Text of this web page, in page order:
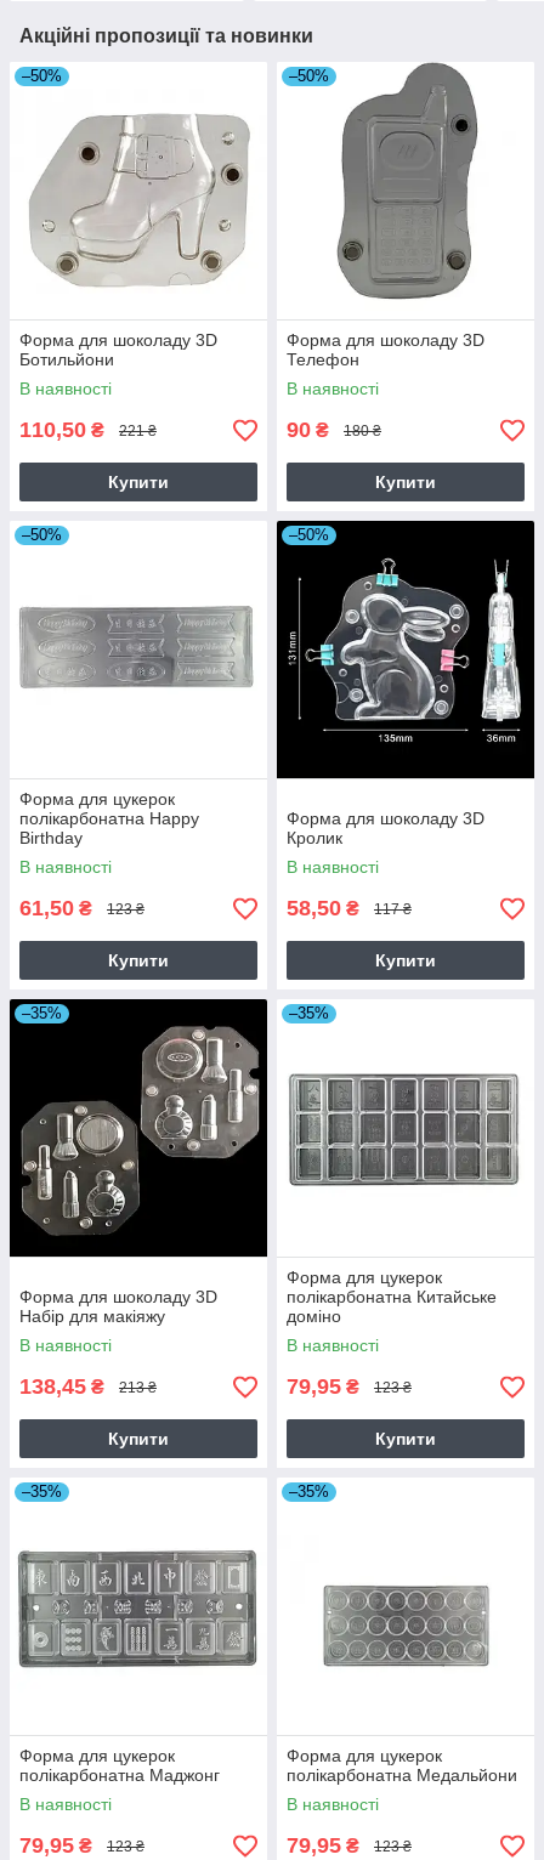
Акційні пропозиції та новинки
–50%
Форма для шоколаду 3D
Ботильйони
В наявності
110,50 ₴ 221 ₴
Купити
–50%
Форма для шоколаду 3D
Телефон
В наявності
90 ₴ 180 ₴
Купити
–50%
Форма для цукерок
полікарбонатна Happy
Birthday
В наявності
61,50 ₴ 123 ₴
Купити
–50%
Форма для шоколаду 3D
Кролик
В наявності
58,50 ₴ 117 ₴
Купити
–35%
Форма для шоколаду 3D
Набір для макіяжу
В наявності
138,45 ₴ 213 ₴
Купити
–35%
Форма для цукерок
полікарбонатна Китайське
доміно
В наявності
79,95 ₴ 123 ₴
Купити
–35%
Форма для цукерок
полікарбонатна Маджонг
В наявності
79,95 ₴ 123 ₴
–35%
Форма для цукерок
полікарбонатна Медальйони
В наявності
79,95 ₴ 123 ₴